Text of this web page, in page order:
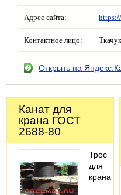
Адрес сайта:
Контактное лицо:
Открыть на
Канат для
крана ГОСТ
2688-80
Трос
для
крана